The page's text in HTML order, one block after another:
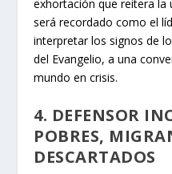
exhortación que reitera la
será recordado como el
interpretar los signos de
del Evangelio, a una
mundo en crisis.
4. DEFENSOR
POBRES,
DESCARTADOS